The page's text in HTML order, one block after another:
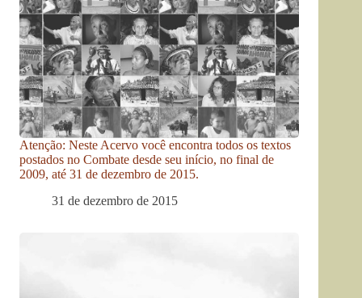
Atenção: Neste Acervo você encontra todos os textos
postados no Combate desde seu início, no final de
2009, até 31 de dezembro de 2015.
31 de dezembro de 2015